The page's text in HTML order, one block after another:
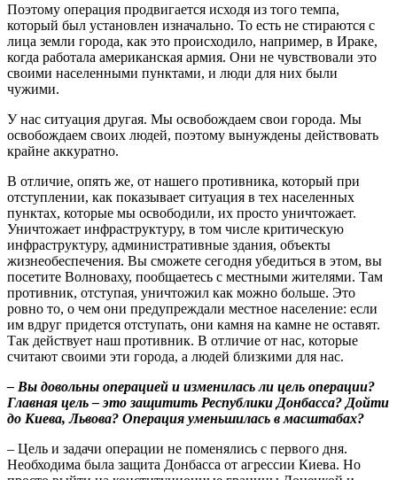
Поэтому операция продвигается исходя из того темпа,
который был установлен изначально. То есть не стираются с
лица земли города, как это происходило, например, в Ираке,
когда работала американская армия. Они не чувствовали это
своими населенными пунктами, и люди для них были
чужими.
У нас ситуация другая. Мы освобождаем свои города. Мы
освобождаем своих людей, поэтому вынуждены действовать
крайне аккуратно.
В отличие, опять же, от нашего противника, который при
отступлении, как показывает ситуация в тех населенных
пунктах, которые мы освободили, их просто уничтожает.
Уничтожает инфраструктуру, в том числе критическую
инфраструктуру, административные здания, объекты
жизнеобеспечения. Вы сможете сегодня убедиться в этом, вы
посетите Волноваху, пообщаетесь с местными жителями. Там
противник, отступая, уничтожил как можно больше. Это
ровно то, о чем они предупреждали местное население: если
им вдруг придется отступать, они камня на камне не оставят.
Так действует наш противник. В отличие от нас, которые
считают своими эти города, а людей близкими для нас.
– Вы довольны операцией и изменилась ли цель операции?
Главная цель – это защитить Республики Донбасса? Дойти
до Киева, Львова? Операция уменьшилась в масштабах?
– Цель и задачи операции не поменялись с первого дня.
Необходима была защита Донбасса от агрессии Киева. Но